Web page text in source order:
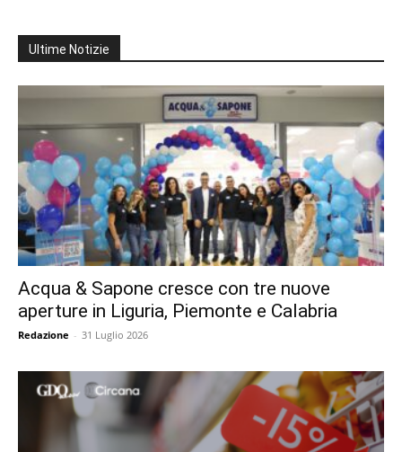
Ultime Notizie
Acqua & Sapone cresce con tre nuove
aperture in Liguria, Piemonte e Calabria
Redazione - 31 Luglio 2026